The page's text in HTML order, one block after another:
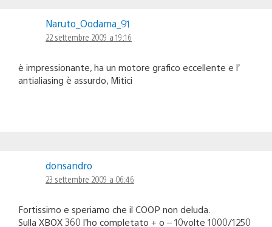
Naruto_Oodama_91
22 settembre 2009 a 19:16
è impressionante, ha un motore grafico eccellente e l’
antialiasing è assurdo, Mitici
donsandro
23 settembre 2009 a 06:46
Fortissimo e speriamo che il COOP non deluda.
Sulla XBOX 360 l’ho completato + o – 10volte 1000/1250